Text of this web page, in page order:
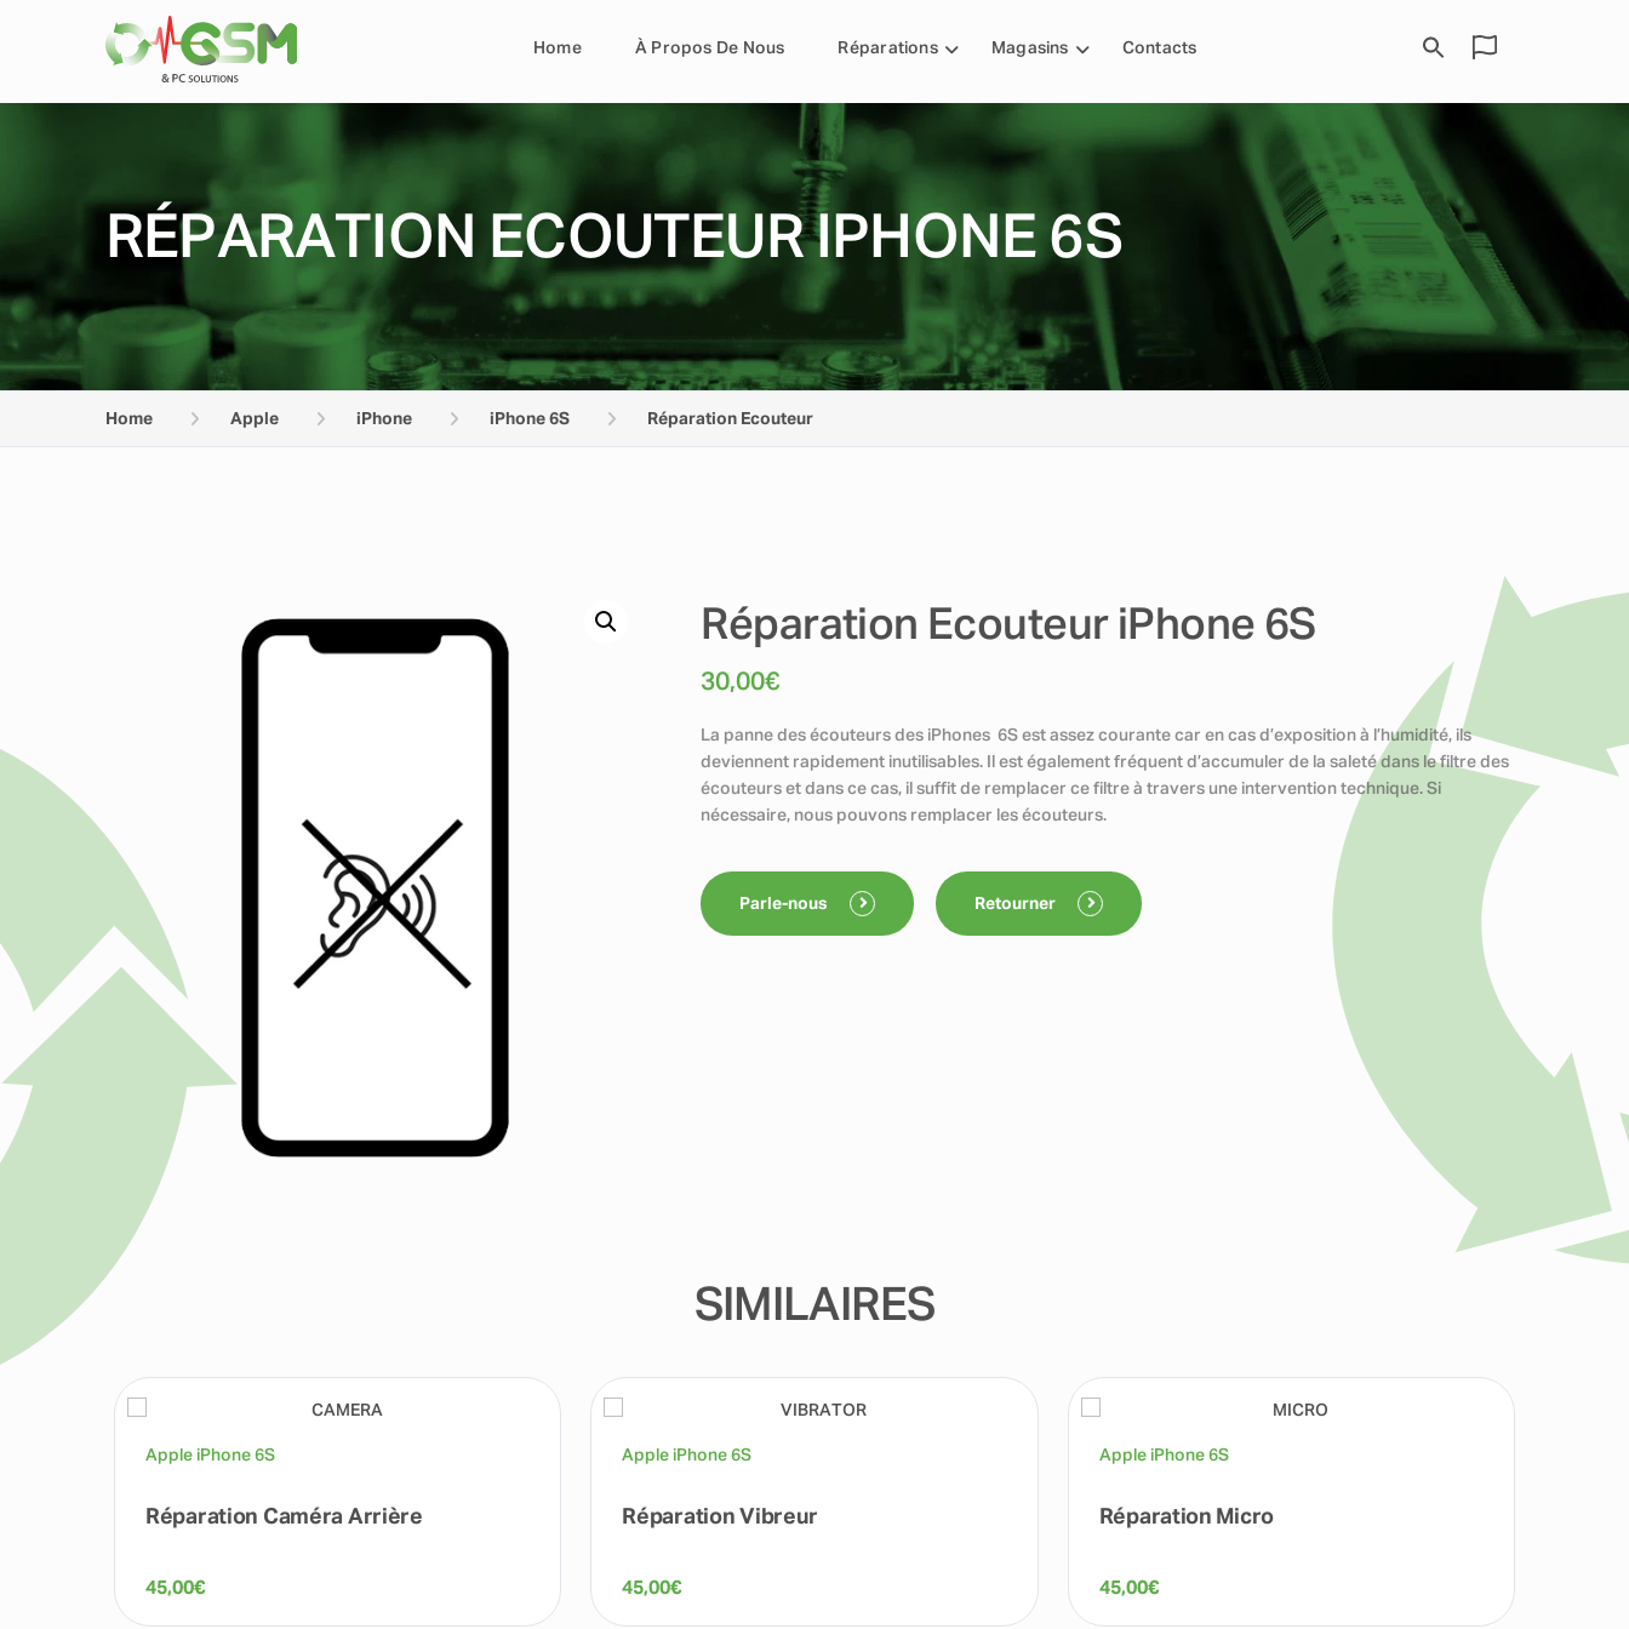
Home À Propos De Nous Réparations Magasins Contacts
RÉPARATION ECOUTEUR IPHONE 6S
Home Apple iPhone iPhone 6S Réparation Ecouteur
Réparation Ecouteur iPhone 6S
30,00€
La panne des écouteurs des iPhones 6S est assez courante car en cas d’exposition à l’humidité, ils
deviennent rapidement inutilisables. Il est également fréquent d’accumuler de la saleté dans le filtre des
écouteurs et dans ce cas, il suffit de remplacer ce filtre à travers une intervention technique. Si
nécessaire, nous pouvons remplacer les écouteurs.
Parle-nous Retourner
SIMILAIRES
Apple iPhone 6S
Réparation Caméra Arrière
45,00€
Apple iPhone 6S
Réparation Vibreur
45,00€
Apple iPhone 6S
Réparation Micro
45,00€